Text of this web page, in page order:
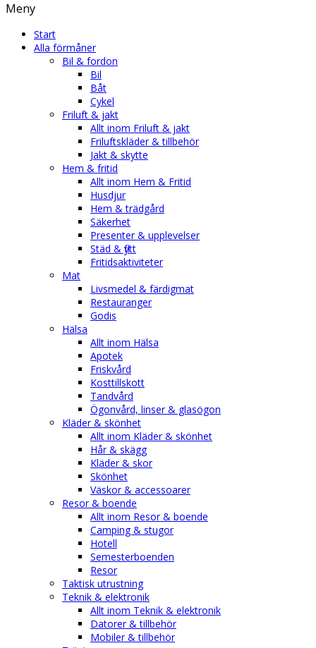
Meny
Start
Alla förmåner
Bil & fordon
Bil
Båt
Cykel
Friluft & jakt
Allt inom Friluft & jakt
Friluftskläder & tillbehör
Jakt & skytte
Hem & fritid
Allt inom Hem & Fritid
Husdjur
Hem & trädgård
Säkerhet
Presenter & upplevelser
Städ & flytt
Fritidsaktiviteter
Mat
Livsmedel & färdigmat
Restauranger
Godis
Hälsa
Allt inom Hälsa
Apotek
Friskvård
Kosttillskott
Tandvård
Ögonvård, linser & glasögon
Kläder & skönhet
Allt inom Kläder & skönhet
Hår & skägg
Kläder & skor
Skönhet
Väskor & accessoarer
Resor & boende
Allt inom Resor & boende
Camping & stugor
Hotell
Semesterboenden
Resor
Taktisk utrustning
Teknik & elektronik
Allt inom Teknik & elektronik
Datorer & tillbehör
Mobiler & tillbehör